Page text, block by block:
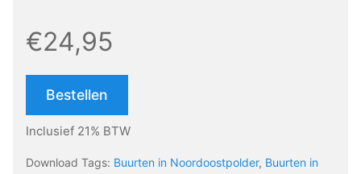
€24,95
Bestellen
Inclusief 21% BTW
Download Tags: Buurten in Noordoostpolder, Buurten in